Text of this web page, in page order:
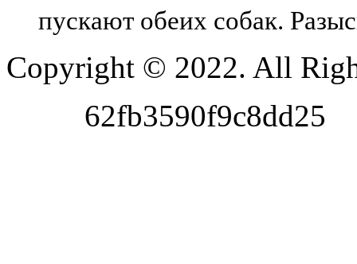
пускают обеих собак.
Copyright © 2022. All
62fb3590f9c8dd25